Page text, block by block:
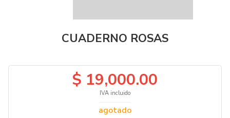
CUADERNO ROSAS
$ 19,000.00
IVA incluido
agotado